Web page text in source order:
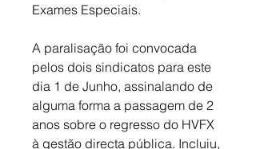
Exames Especiais.
A paralisação foi convocada
pelos dois sindicatos para este
dia 1 de Junho, assinalando de
alguma forma a passagem de 2
anos sobre o regresso do HVFX
à gestão directa pública. Incluiu,